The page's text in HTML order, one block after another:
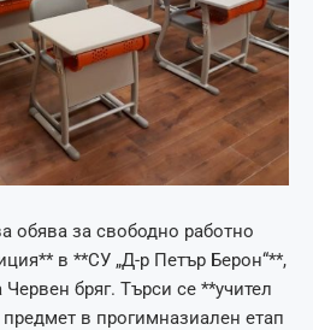
обява за свободно работно
в **СУ „Д-р Петър Берон“**,
бряг. Търси се **учител
в прогимназиален етап